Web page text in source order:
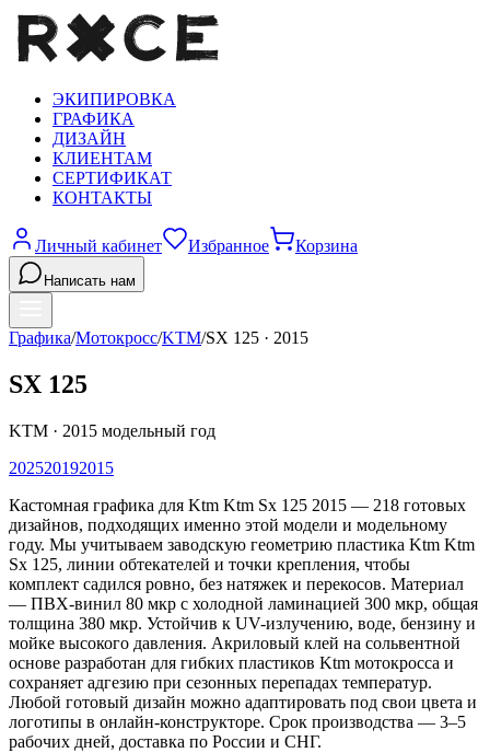
ЭКИПИРОВКА
ГРАФИКА
ДИЗАЙН
КЛИЕНТАМ
СЕРТИФИКАТ
КОНТАКТЫ
Личный кабинет Избранное Корзина
Написать нам
Графика/Мотокросс/KTM/SX 125 · 2015
SX 125
KTM · 2015 модельный год
202520192015
Кастомная графика для Ktm Ktm Sx 125 2015 — 218 готовых
дизайнов, подходящих именно этой модели и модельному
году. Мы учитываем заводскую геометрию пластика Ktm Ktm
Sx 125, линии обтекателей и точки крепления, чтобы
комплект садился ровно, без натяжек и перекосов. Материал
— ПВХ-винил 80 мкр с холодной ламинацией 300 мкр, общая
толщина 380 мкр. Устойчив к UV-излучению, воде, бензину и
мойке высокого давления. Акриловый клей на сольвентной
основе разработан для гибких пластиков Ktm мотокросса и
сохраняет адгезию при сезонных перепадах температур.
Любой готовый дизайн можно адаптировать под свои цвета и
логотипы в онлайн-конструкторе. Срок производства — 3–5
рабочих дней, доставка по России и СНГ.